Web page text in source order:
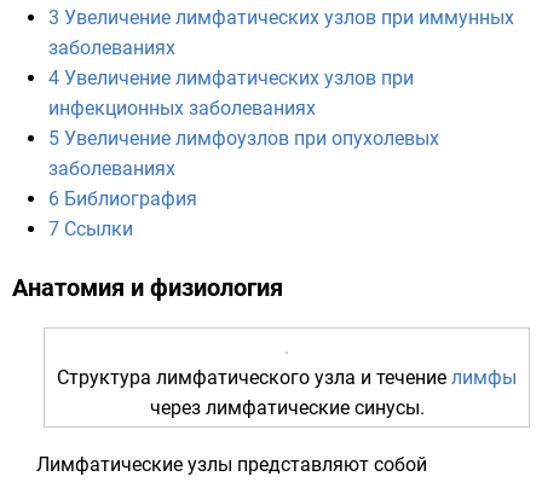
3 Увеличение лимфатических узлов при иммунных
заболеваниях
4 Увеличение лимфатических узлов при
инфекционных заболеваниях
5 Увеличение лимфоузлов при опухолевых
заболеваниях
6 Библиография
7 Ссылки
Анатомия и физиология
Структура лимфатического узла и течение лимфы
через лимфатические синусы.
Лимфатические узлы представляют собой